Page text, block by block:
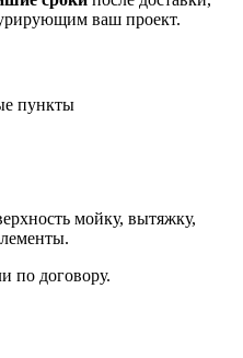
ваш проект.
пункты
мойку, вытяжку,
по договору.